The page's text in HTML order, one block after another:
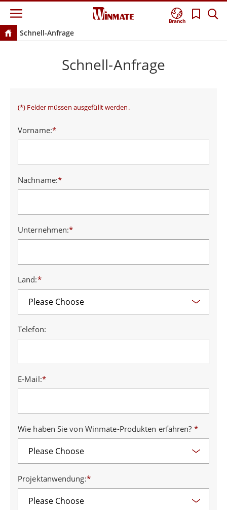
Branch
Schnell-Anfrage
Schnell-Anfrage
(*) Felder müssen ausgefüllt werden.
Vorname:*
Nachname:*
Unternehmen:*
Land:*
Telefon:
E-Mail:*
Wie haben Sie von Winmate-Produkten erfahren? *
Projektanwendung:*